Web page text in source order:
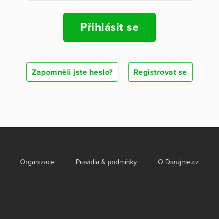
Přihlásit se
Zapomněli jste heslo? Registrovat se
Organizace Pravidla & podmínky O Darujme.cz